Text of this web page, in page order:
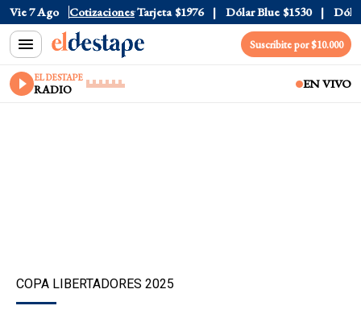
Vie 7 Ago Cotizaciones
$1520 Dólar Tarjeta $1976 Dólar Blue $1530 Dólar
Suscribite por $10.000
EL DESTAPE
RADIO EN VIVO
COPA LIBERTADORES 2025